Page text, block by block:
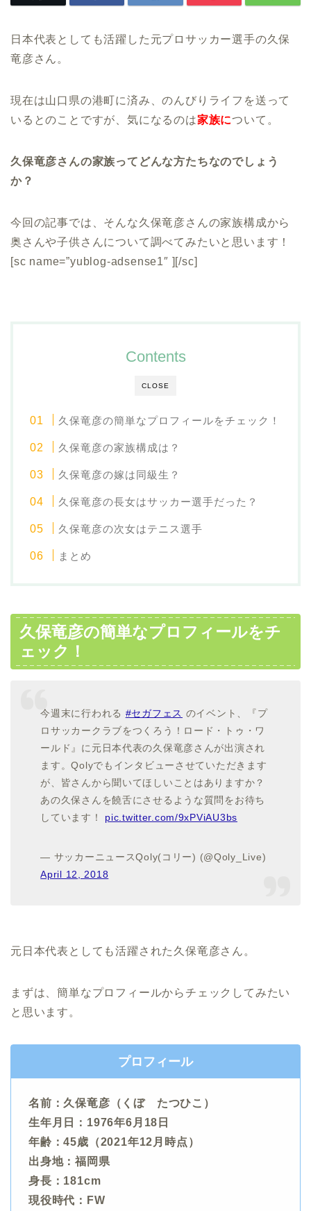
日本代表としても活躍した元プロサッカー選手の久保
竜彦さん。
現在は山口県の港町に済み、のんびりライフを送って
いるとのことですが、気になるのは家族について。
久保竜彦さんの家族ってどんな方たちなのでしょう
か？
今回の記事では、そんな久保竜彦さんの家族構成から
奥さんや子供さんについて調べてみたいと思います！
[sc name=”yublog-adsense1″ ][/sc]
CLOSE
Contents
久保竜彦の簡単なプロフィールをチェック！
久保竜彦の家族構成は？
久保竜彦の嫁は同級生？
久保竜彦の長女はサッカー選手だった？
久保竜彦の次女はテニス選手
まとめ
久保竜彦の簡単なプロフィールをチ
ェック！
今週末に行われる #セガフェス のイベント、『プ
ロサッカークラブをつくろう！ロード・トゥ・ワ
ールド』に元日本代表の久保竜彦さんが出演され
ます。Qolyでもインタビューさせていただきます
が、皆さんから聞いてほしいことはありますか？
あの久保さんを饒舌にさせるような質問をお待ち
しています！ pic.twitter.com/9xPViAU3bs
— サッカーニュースQoly(コリー) (@Qoly_Live)
April 12, 2018
元日本代表としても活躍された久保竜彦さん。
まずは、簡単なプロフィールからチェックしてみたい
と思います。
プロフィール
名前：久保竜彦（くぼ たつひこ）
生年月日：1976年6月18日
年齢：45歳（2021年12月時点）
出身地：福岡県
身長：181cm
現役時代：FW